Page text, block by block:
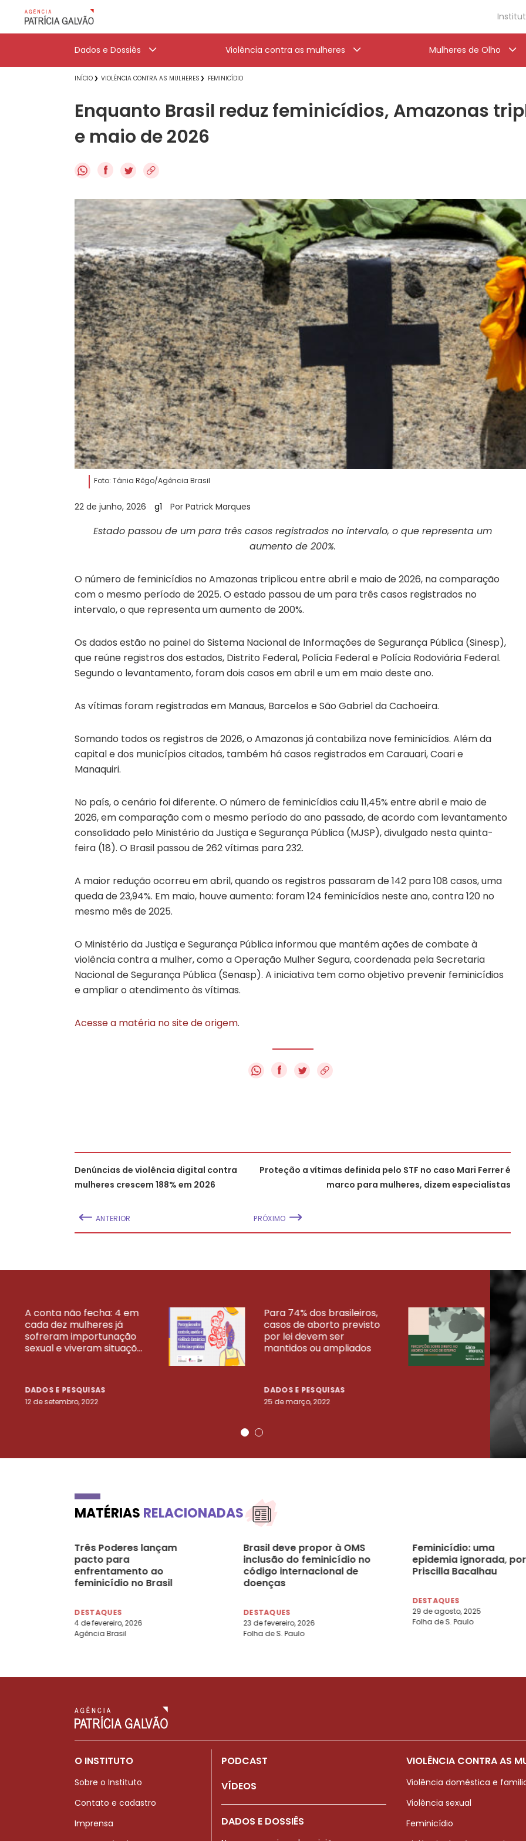
Dados e Dossiês Violência contra as mulheres Mulheres de Olho
INÍCIO VIOLÊNCIA CONTRA AS MULHERES FEMINICÍDIO
Enquanto Brasil reduz feminicídios, Amazonas
e maio de 2026
f
Foto: Tânia Rêgo/Agência Brasil
22 de junho, 2026 g1 Por Patrick Marques
Estado passou de um para três casos registrados no intervalo, o que representa um
aumento de 200%.
O número de feminicídios no Amazonas triplicou entre abril e maio de 2026, na comparação
com o mesmo período de 2025. O estado passou de um para três casos registrados no
intervalo, o que representa um aumento de 200%.
Os dados estão no painel do Sistema Nacional de Informações de Segurança Pública (Sinesp),
que reúne registros dos estados, Distrito Federal, Polícia Federal e Polícia Rodoviária Federal.
Segundo o levantamento, foram dois casos em abril e um em maio deste ano.
As vítimas foram registradas em Manaus, Barcelos e São Gabriel da Cachoeira.
Somando todos os registros de 2026, o Amazonas já contabiliza nove feminicídios. Além da
capital e dos municípios citados, também há casos registrados em Carauari, Coari e
Manaquiri.
No país, o cenário foi diferente. O número de feminicídios caiu 11,45% entre abril e maio de
2026, em comparação com o mesmo período do ano passado, de acordo com levantamento
consolidado pelo Ministério da Justiça e Segurança Pública (MJSP), divulgado nesta quinta-
feira (18). O Brasil passou de 262 vítimas para 232.
A maior redução ocorreu em abril, quando os registros passaram de 142 para 108 casos, uma
queda de 23,94%. Em maio, houve aumento: foram 124 feminicídios neste ano, contra 120 no
mesmo mês de 2025.
O Ministério da Justiça e Segurança Pública informou que mantém ações de combate à
violência contra a mulher, como a Operação Mulher Segura, coordenada pela Secretaria
Nacional de Segurança Pública (Senasp). A iniciativa tem como objetivo prevenir feminicídios
e ampliar o atendimento às vítimas.
Acesse a matéria no site de origem.
f
Denúncias de violência digital contra
mulheres crescem 188% em 2026
ANTERIOR
Proteção a vítimas definida pelo STF no caso Mari Ferrer é
marco para mulheres, dizem especialistas
PRÓXIMO
A conta não fecha: 4 em
cada dez mulheres já
sofreram importunação
sexual e viveram situaçõ...
DADOS E PESQUISAS
12 de setembro, 2022
Para 74% dos brasileiros,
casos de aborto previsto
por lei devem ser
mantidos ou ampliados
DADOS E PESQUISAS
25 de março, 2022
23
VEJA MAIS PESQUISAS
MATÉRIAS RELACIONADAS
Três Poderes lançam
pacto para
enfrentamento ao
feminicídio no Brasil
DESTAQUES
4 de fevereiro, 2026
Agência Brasil
Brasil deve propor à OMS
inclusão do feminicídio no
código internacional de
doenças
DESTAQUES
23 de fevereiro, 2026
Folha de S. Paulo
Feminicídio: uma
epidemia ignorada, por
Priscilla Bacalhau
DESTAQUES
29 de agosto, 2025
Folha de S. Paulo
O INSTITUTO
Sobre o Instituto
Contato e cadastro
Imprensa
PODCAST
VÍDEOS
DADOS E DOSSIÊS
VIOLÊNCIA CONTRA AS
Violência doméstica e
Violência sexual
Feminicídio